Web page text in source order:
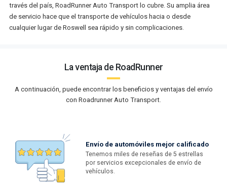
través del país, RoadRunner Auto Transport lo cubre. Su amplia área
de servicio hace que el transporte de vehículos hacia o desde
cualquier lugar de Roswell sea rápido y sin complicaciones.
La ventaja de RoadRunner
A continuación, puede encontrar los beneficios y ventajas del envío
con Roadrunner Auto Transport.
Envío de automóviles mejor calificado
Tenemos miles de reseñas de 5 estrellas
por servicios excepcionales de envío de
vehículos.